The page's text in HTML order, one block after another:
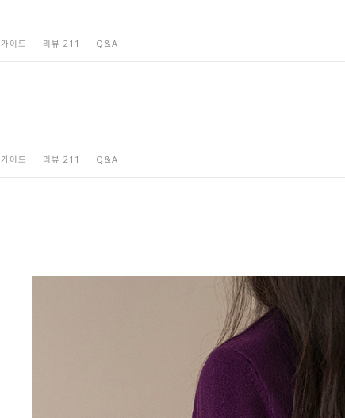
가이드 리뷰 211 Q&A
가이드 리뷰 211 Q&A